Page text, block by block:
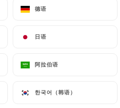
德语
日语
阿拉伯语
한국어（韩语）
德语
日语
阿拉伯语
한국어（韩语）